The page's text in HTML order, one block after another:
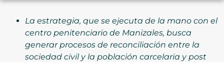
La estrategia, que se ejecuta de la mano con el
centro penitenciario de Manizales, busca
generar procesos de reconciliación entre la
sociedad civil y la población carcelaria y post